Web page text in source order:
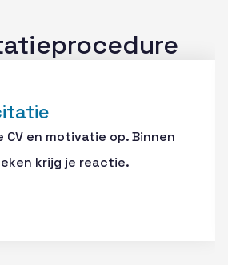
CV en motivatie op. Binnen
krijg je reactie.